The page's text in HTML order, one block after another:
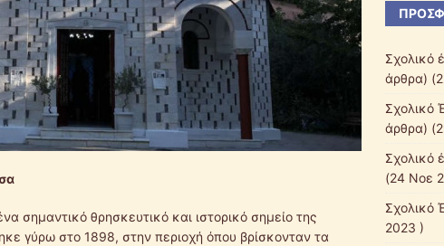
σημαντικό θρησκευτικό και ιστορικό σημείο της
γύρω στο 1898, στην περιοχή όπου βρίσκονταν τα
Σχολικό
άρθρα)
Σχολικό
άρθρα)
Σχολικό
(24 Νοε
Σχολικό
2023 )